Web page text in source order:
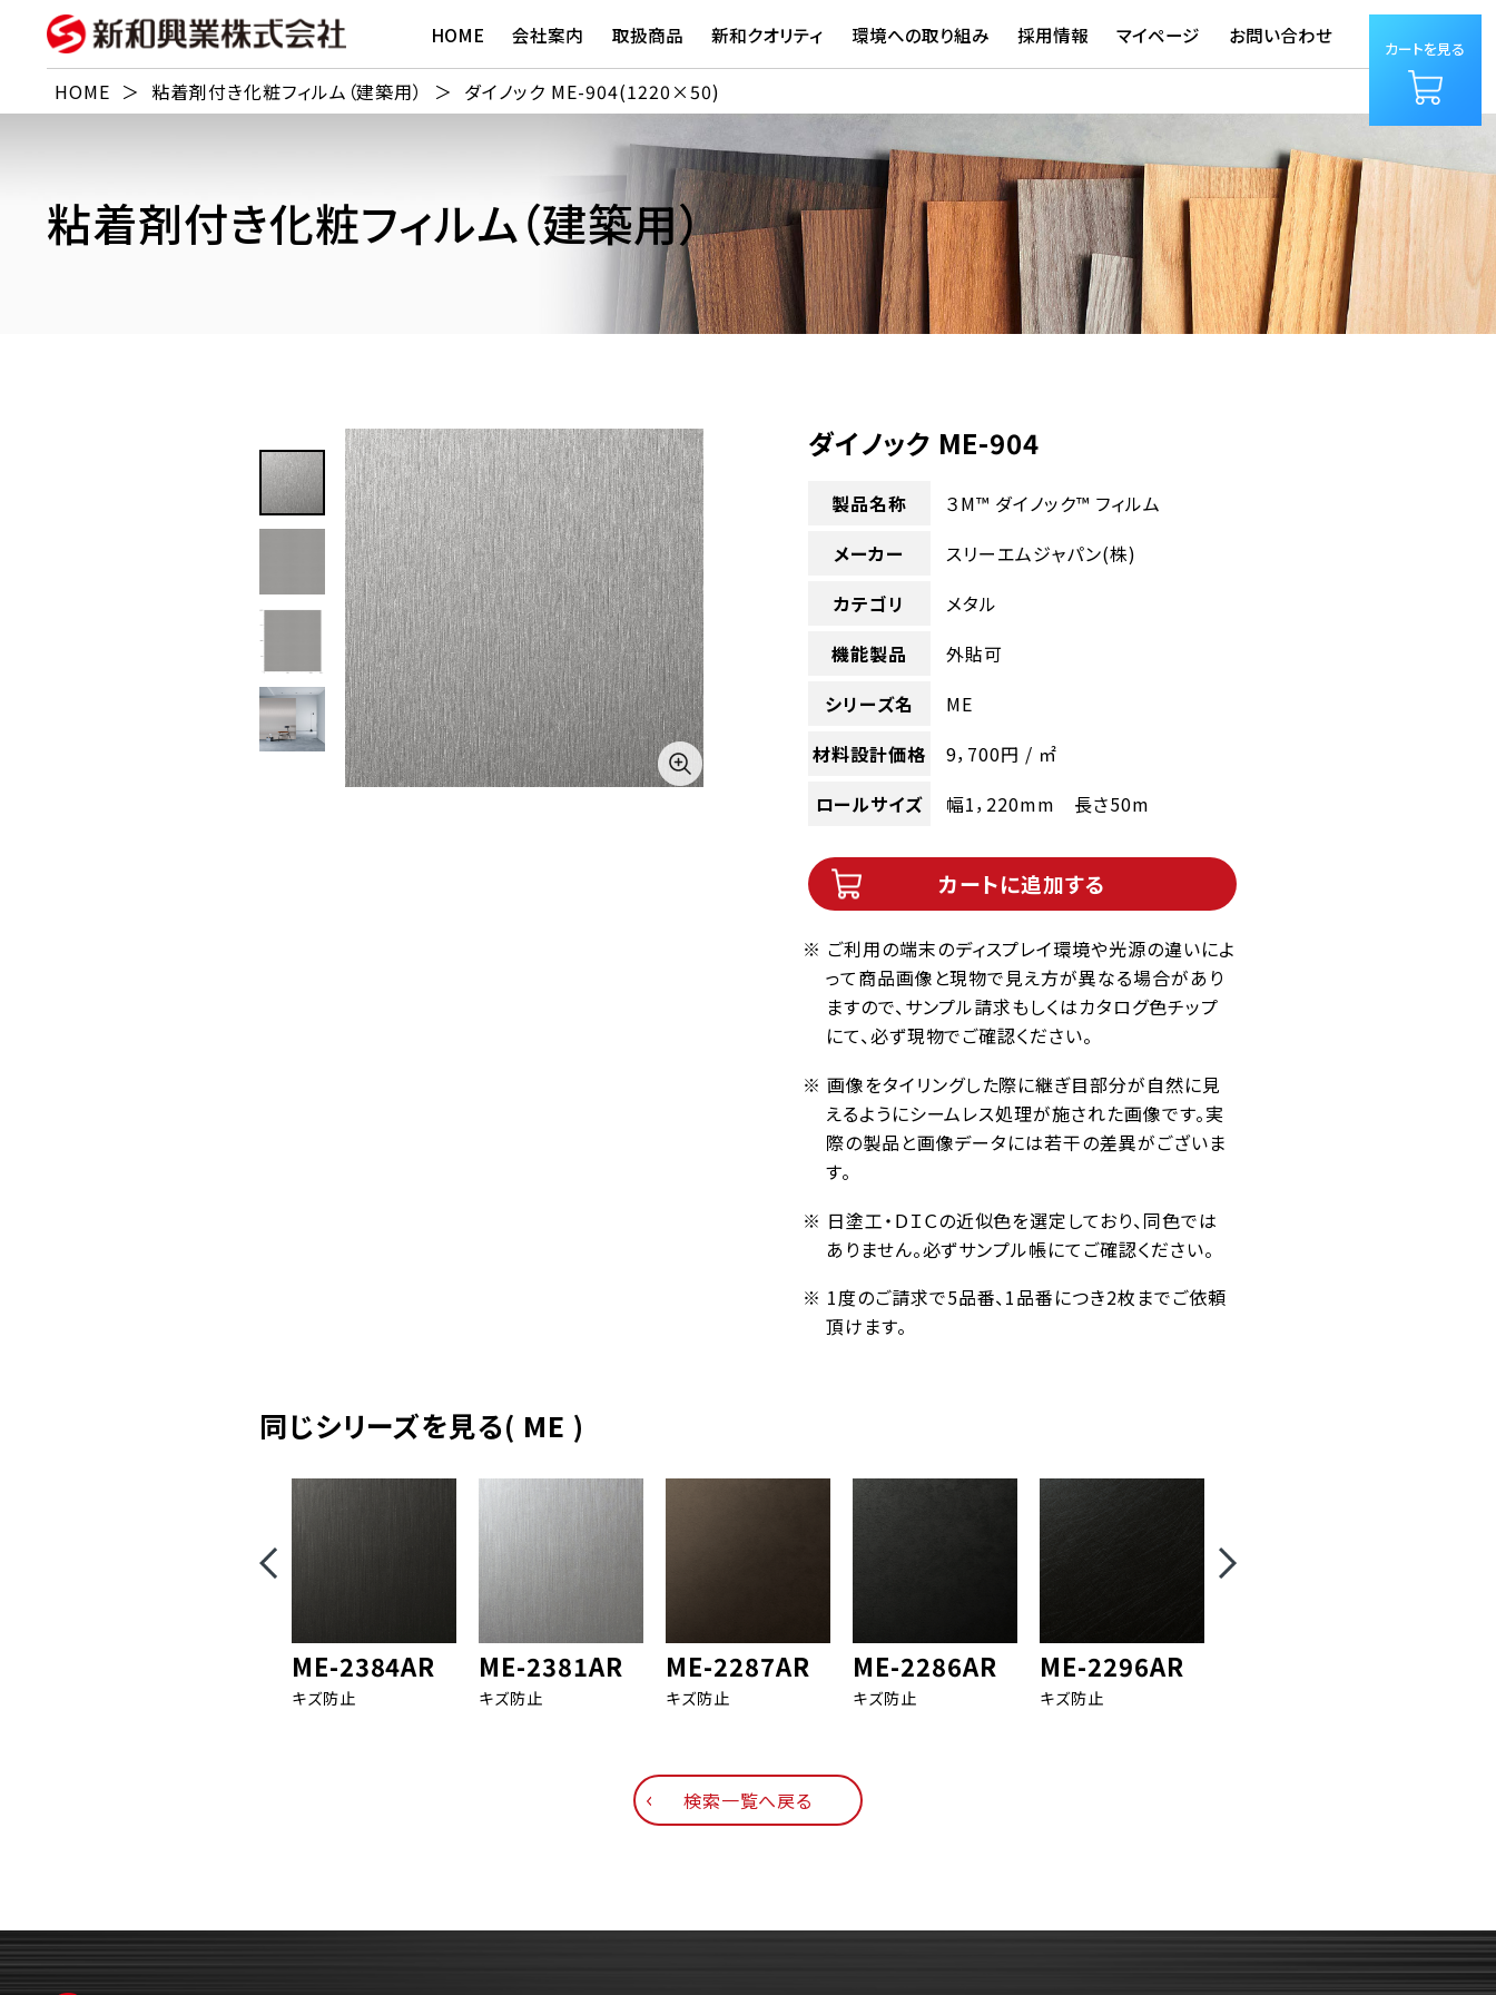
HOME 会社案内 取扱商品 新和クオリティ 環境への取り組み 採用情報 マイページ お問い合わせ
カートを見る
HOME ＞ 粘着剤付き化粧フィルム（建築用） ＞ ダイノック ME-904(1220×50)
粘着剤付き化粧フィルム（建築用）
ダイノック ME-904
製品名称
３M™ ダイノック™ フィルム
メーカー
スリーエムジャパン(株)
カテゴリ
メタル
機能製品
外貼可
シリーズ名
ME
材料設計価格
9，700円 / ㎡
ロールサイズ
幅1，220mm 長さ50m
カートに追加する
※ ご利用の端末のディスプレイ環境や光源の違いによ
って商品画像と現物で見え方が異なる場合があり
ますので、サンプル請求もしくはカタログ色チップ
にて、必ず現物でご確認ください。
※ 画像をタイリングした際に継ぎ目部分が自然に見
えるようにシームレス処理が施された画像です。実
際の製品と画像データには若干の差異がございま
す。
※ 日塗工・ＤＩＣの近似色を選定しており、同色では
ありません。必ずサンプル帳にてご確認ください。
※ 1度のご請求で5品番、1品番につき2枚までご依頼
頂けます。
同じシリーズを見る( ME )
ME-2384AR
キズ防止
ME-2381AR
キズ防止
ME-2287AR
キズ防止
ME-2286AR
キズ防止
ME-2296AR
キズ防止
検索一覧へ戻る